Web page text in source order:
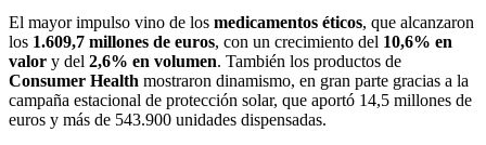
El mayor impulso vino de los medicamentos éticos, que alcanzaron
los 1.609,7 millones de euros, con un crecimiento del 10,6% en
valor y del 2,6% en volumen. También los productos de
Consumer Health mostraron dinamismo, en gran parte gracias a la
campaña estacional de protección solar, que aportó 14,5 millones de
euros y más de 543.900 unidades dispensadas.